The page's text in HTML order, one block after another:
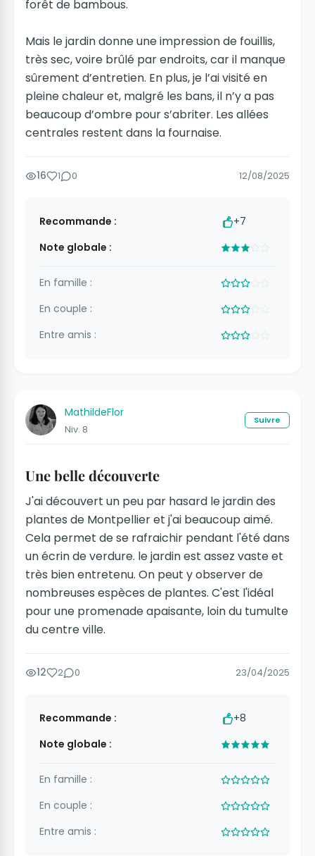
forêt de bambous.
Mais le jardin donne une impression de fouillis,
très sec, voire brûlé par endroits, car il manque
sûrement d’entretien. En plus, je l’ai visité en
pleine chaleur et, malgré les bans, il n’y a pas
beaucoup d’ombre pour s’abriter. Les allées
centrales restent dans la fournaise.
16 1 0 12/08/2025
Recommande :
+7
Note globale :
En famille :
En couple :
Entre amis :
MathildeFlor
Niv. 8
Suivre
Une belle découverte
J'ai découvert un peu par hasard le jardin des
plantes de Montpellier et j'ai beaucoup aimé.
Cela permet de se rafraichir pendant l'été dans
un écrin de verdure. le jardin est assez vaste et
très bien entretenu. On peut y observer de
nombreuses espèces de plantes. C'est l'idéal
pour une promenade apaisante, loin du tumulte
du centre ville.
12 2 0 23/04/2025
Recommande :
+8
Note globale :
En famille :
En couple :
Entre amis :